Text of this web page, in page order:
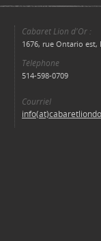
Cabaret Lion d'Or :
1676, rue Ontario est,
Téléphone
514-598-0709
Courriel